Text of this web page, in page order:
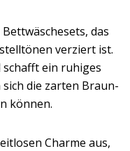
das
verziert ist.
ein ruhiges
die zarten Braun-
können.
Charme aus,